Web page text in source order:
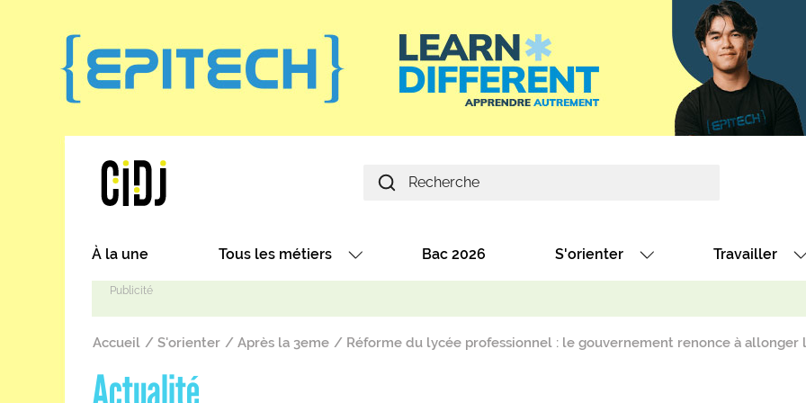
Main navigation
À la une Tous les métiers Bac 2026 S'orienter Travailler
Fil d'Ariane
Accueil S'orienter Après la 3eme Réforme du lycée professionnel : le gouvernement renonce à allonger
Actualité